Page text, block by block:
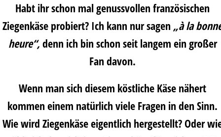
Habt ihr schon mal genussvollen französischen
Ziegenkäse probiert? Ich kann nur sagen „à la
heure“, denn ich bin schon seit langem ein großer
Fan davon.
Wenn man sich diesem köstliche Käse nähert
kommen einem natürlich viele Fragen in den Sinn.
Wie wird Ziegenkäse eigentlich hergestellt? Oder